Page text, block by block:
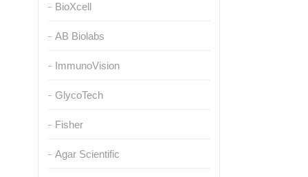
BioXcell
AB Biolabs
ImmunoVision
GlycoTech
Fisher
Agar Scientific